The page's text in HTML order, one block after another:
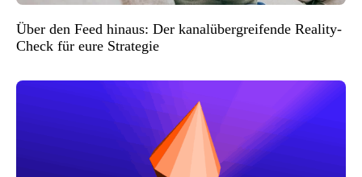
Über den Feed hinaus: Der kanalübergreifende Reality-
Check für eure Strategie